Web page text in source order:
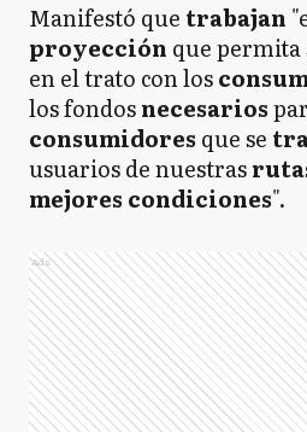
Manifestó que trabajan
proyección que permita
en el trato con los
los fondosnecesarios
consumidores que se
usuarios de nuestras
mejores condiciones".
Ads